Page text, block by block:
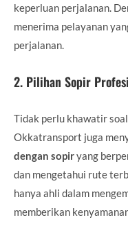
keperluan perjalanan.
menerima pelayanan
perjalanan.
2. Pilihan Sopir
Tidak perlu khawatir
Okkatransport juga
dengan sopiryang
dan mengetahui rute
hanya ahli dalam
memberikan